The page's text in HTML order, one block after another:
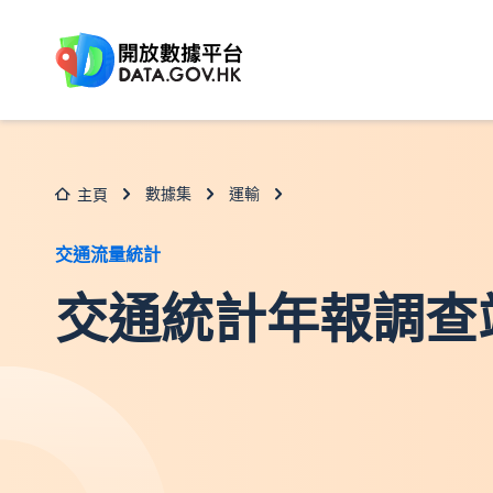
主頁 數據集 運輸
交通流量統計
交通統計年報調查